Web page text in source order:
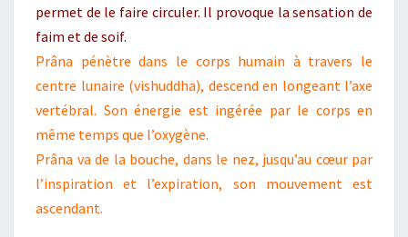
permet de le faire circuler. Il provoque la sensation de
faim et de soif.
Prâna pénètre dans le corps humain à travers le
centre lunaire (vishuddha), descend en longeant l’axe
vertébral. Son énergie est ingérée par le corps en
même temps que l’oxygène.
Prâna va de la bouche, dans le nez, jusqu’au cœur par
l’inspiration et l’expiration, son mouvement est
ascendant.